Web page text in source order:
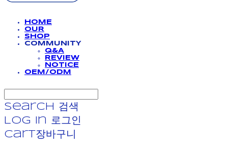
HOME
OUR
SHOP
COMMUNITY
Q&A
REVIEW
NOTICE
OEM/ODM
Search
검색
Log In
로그인
Cart장바구니